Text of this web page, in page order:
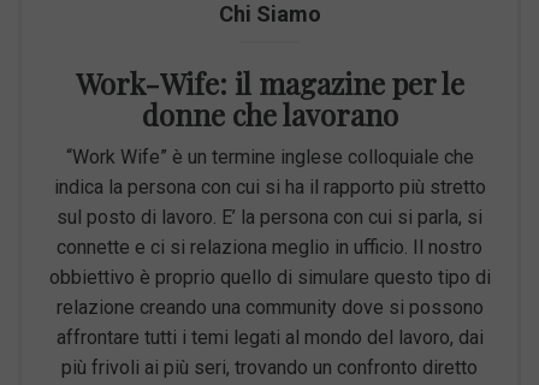
Chi Siamo
Work-Wife: il magazine per le
donne che lavorano
“Work Wife” è un termine inglese colloquiale che
indica la persona con cui si ha il rapporto più stretto
sul posto di lavoro. E’ la persona con cui si parla, si
connette e ci si relaziona meglio in ufficio. Il nostro
obbiettivo è proprio quello di simulare questo tipo di
relazione creando una community dove si possono
affrontare tutti i temi legati al mondo del lavoro, dai
più frivoli ai più seri, trovando un confronto diretto